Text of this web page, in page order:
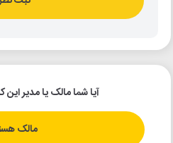
آیا شما مالک یا مدیر
مالک